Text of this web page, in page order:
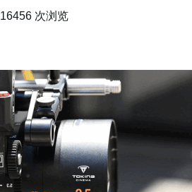
16456 次浏览